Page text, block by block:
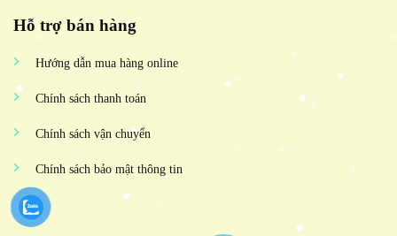
Hỗ trợ bán hàng
Hướng dẫn mua hàng online
Chính sách thanh toán
Chính sách vận chuyển
Chính sách bảo mật thông tin